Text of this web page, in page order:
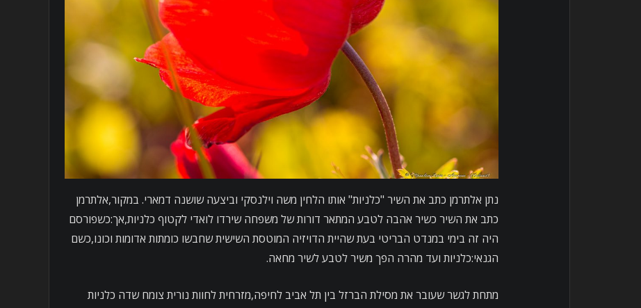
נתן אלתרמן כתב את השיר "כלניות" אותו הלחין משה וילנסקי וביצעה שושנה דמארי. במקור,אלתרמן
כתב את השיר כשיר אהבה לטבע המתאר דורות של משפחה שירדו לואדי לקטוף כלניות,אך:כשפורסם
היה זה בימי במנדט הבריטי בעת שהיית הדויזיה המוטסת השישית שחבשו כומתות אדומות וכונו,כשם
הגנאי:כלניות ועד מהרה הפך משיר לטבע לשיר מחאה.
מתחת לגשר שעובר את מסילת הברזל בין תל אביב לחיפה,מזרחית לחוות נורית צומח שדה כלניות